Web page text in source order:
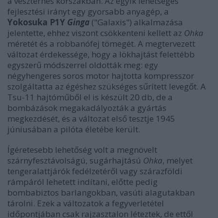
fejlesztési irányt egy gyorsabb anyagép, a
Yokosuka P1Y Ginga ("Galaxis") alkalmazása
jelentette, ehhez viszont csökkenteni kellett az Ohka
méretét és a robbanófej tömegét. A megtervezett
változat érdekessége, hogy a lökhajtást felettébb
egyszerű módszerrel oldották meg: egy
négyhengeres soros motor hajtotta kompresszor
szolgáltatta az égéshez szükséges sűrített levegőt. A
Tsu-11 hajtóműből el is készült 20 db, de a
bombázások megakadályozták a gyártás
megkezdését, és a változat első tesztje 1945
júniusában a pilóta életébe került.
Ígéretesebb lehetőség volt a megnövelt
szárnyfesztávolságú, sugárhajtású Ohka, melyet
tengeralattjárók fedélzetéről vagy szárazföldi
rámpáról lehetett indítani, előtte pedig
bombabiztos barlangokban, vasúti alagutakban
tárolni. Ezek a változatok a fegyverletétel
időpontjában csak rajzasztalon léteztek, de ettől